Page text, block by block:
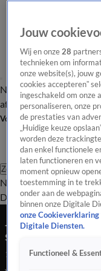
Nieuws van de Dag
afleveringVideo's
Volg Nieuws van de Dag
Zoeken
Nieuws van de Dag
Dag
Video's
Jongeren en
samen wonen
12 mrt 2026, 18:49
Jouw
Wij en onze28
technieken om
onze website(s), jouw
cookies accepteren”
ingeschakeld om onze
personaliseren, onze
de prestaties van
„Huidige keuze
worden deze
dan enkel functionele
laten functioneren en
moment opnieuw
toestemming in te
onder aan de
binnen onze Digitale
onze
Digitale Diensten.
Functioneel &